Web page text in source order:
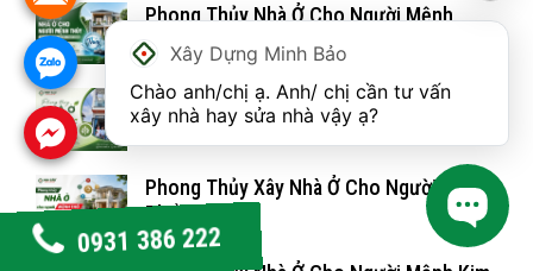
Phong Thủy Nhà Ở Cho Người Mệnh
Thủy
Phong Thủy Nhà Ở Cho Người Mệnh Mộc
Phong Thủy Xây Nhà Ở Cho Người Mệnh
Thổ
0931 386 222
Xây Dựng Minh Bảo
Chào anh/chị ạ. Anh/ chị cần tư vấn
xây nhà hay sửa nhà vậy ạ?